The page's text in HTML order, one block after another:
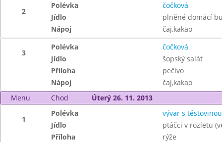
2
Polévka
čočková
Jídlo
plněné domácí
Nápoj
čaj,kakao
3
Polévka
čočková
Jídlo
šopský salát
Příloha
pečivo
Nápoj
čaj,kakao
Menu
Chod Úterý 26. 11. 2013
1
Polévka
vývar s těstovinou
Jídlo
ptáčci v rozletu
Příloha
rýže